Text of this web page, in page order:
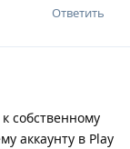
Ответить
собственному
аккаунту в Play